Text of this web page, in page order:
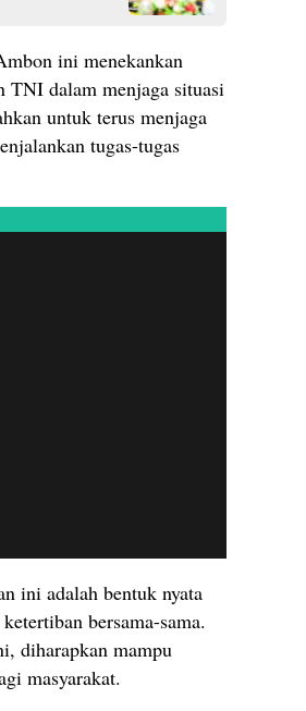
ini menekankan
TNI dalam menjaga situasi
untuk terus menjaga
tugas-tugas
ini adalah bentuk nyata
bersama-sama.
diharapkan mampu
masyarakat.